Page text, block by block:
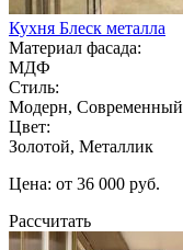
Кухня Блеск металла
Материал фасада:
МДФ
Стиль:
Модерн, Современный
Цвет:
Золотой, Металлик
Цена: от 36 000 руб.
Рассчитать